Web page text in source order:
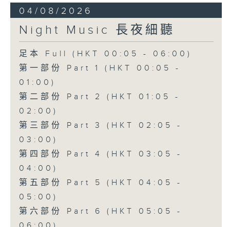
04/08/2026
Night Music 長夜細聽
足本 Full (HKT 00:05 - 06:00)
第一部份 Part 1 (HKT 00:05 -
01:00)
第二部份 Part 2 (HKT 01:05 -
02:00)
第三部份 Part 3 (HKT 02:05 -
03:00)
第四部份 Part 4 (HKT 03:05 -
04:00)
第五部份 Part 5 (HKT 04:05 -
05:00)
第六部份 Part 6 (HKT 05:05 -